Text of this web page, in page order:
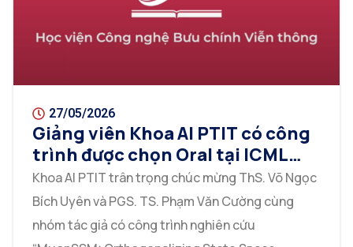
27/05/2026
Giảng viên Khoa AI PTIT có công
trình được chọn Oral tại ICML
2026
Khoa AI PTIT trân trọng chúc mừng ThS. Võ Ngọc
Bích Uyên và PGS. TS. Phạm Văn Cường cùng
nhóm tác giả có công trình nghiên cứu